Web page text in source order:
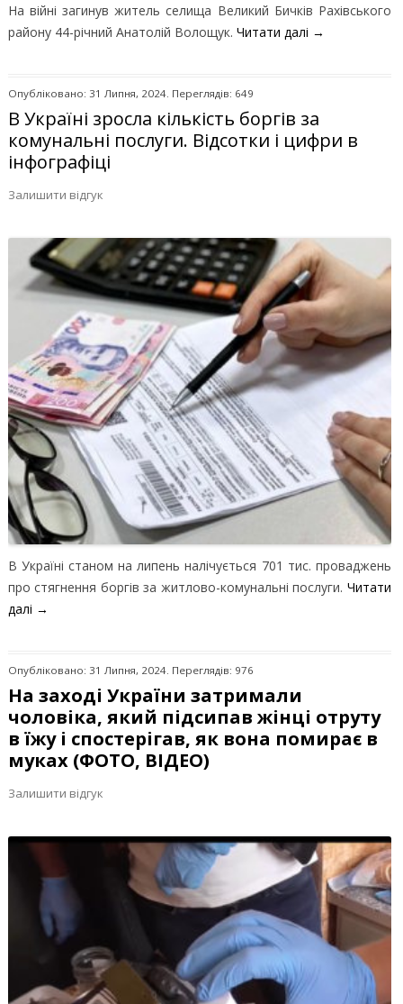
На війні загинув житель селища Великий Бичків Рахівського
району 44-річний Анатолій Волощук. Читати далі →
Опубліковано: 31 Липня, 2024. Переглядів: 649
В Україні зросла кількість боргів за
комунальні послуги. Відсотки і цифри в
інфографіці
Залишити відгук
В Україні станом на липень налічується 701 тис. проваджень
про стягнення боргів за житлово-комунальні послуги. Читати
далі →
Опубліковано: 31 Липня, 2024. Переглядів: 976
На заході України затримали
чоловіка, який підсипав жінці отруту
в їжу і спостерігав, як вона помирає в
муках (ФОТО, ВІДЕО)
Залишити відгук